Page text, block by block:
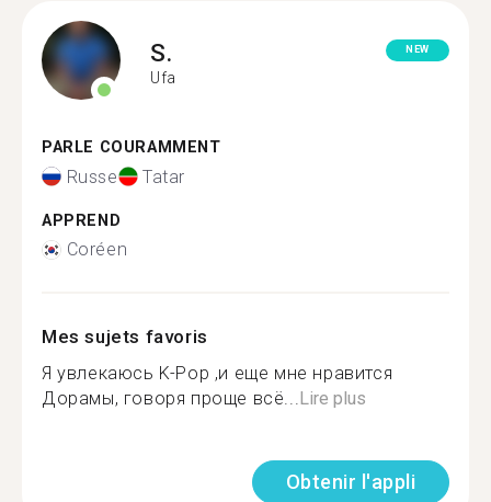
S.
Ufa
NEW
PARLE COURAMMENT
Russe Tatar
APPREND
Coréen
Mes sujets favoris
Я увлекаюсь K-Pop ,и еще мне нравится
Дорамы, говоря проще всё...Lire plus
Obtenir l'appli